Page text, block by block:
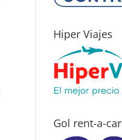
Hiper Viajes
Gol rent-a-car